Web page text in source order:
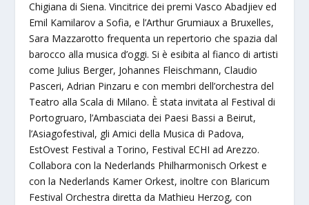
Chigiana di Siena. Vincitrice dei premi Vasco Abadjiev ed
Emil Kamilarov a Sofia, e l’Arthur Grumiaux a Bruxelles,
Sara Mazzarotto frequenta un repertorio che spazia dal
barocco alla musica d’oggi. Si è esibita al fianco di artisti
come Julius Berger, Johannes Fleischmann, Claudio
Pasceri, Adrian Pinzaru e con membri dell’orchestra del
Teatro alla Scala di Milano. È stata invitata al Festival di
Portogruaro, l’Ambasciata dei Paesi Bassi a Beirut,
l’Asiagofestival, gli Amici della Musica di Padova,
EstOvest Festival a Torino, Festival ECHI ad Arezzo.
Collabora con la Nederlands Philharmonisch Orkest e
con la Nederlands Kamer Orkest, inoltre con Blaricum
Festival Orchestra diretta da Mathieu Herzog, con